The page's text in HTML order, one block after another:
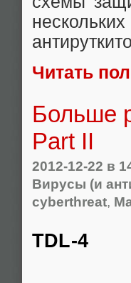
Читать
Больше
Part II
2012-12-22 в
Вирусы (и
cyberthreat,
TDL-4